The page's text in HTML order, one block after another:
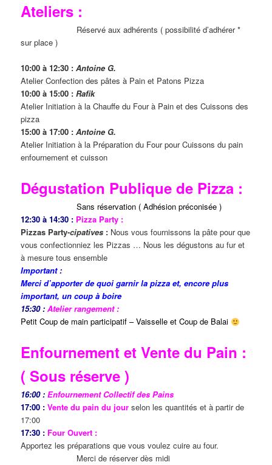
Ateliers :
Réservé aux adhérents ( possibilité d’adhérer *
sur place )
10:00 à 12:30 :Antoine G.
Atelier Confection des pâtes à Pain et Patons Pizza
10:00 à 15:00 :Rafik
Atelier Initiation à la Chauffe du Four à Pain et des Cuissons des
pizza
15:00 à 17:00 :Antoine G.
Atelier Initiation à la Préparation du Four pour Cuissons du pain
enfournement et cuisson
Dégustation Publique de Pizza :
Sans réservation ( Adhésion préconisée )
12:30 à 14:30 : Pizza Party :
Pizzas Party-cipatives : Nous vous fournissons la pâte pour que
vous confectionniez les Pizzas … Nous les dégustons au fur et
à mesure tous ensemble
Important :
Merci d’apporter de quoi garnir la pizza et, encore plus
important, un coup à boire
15:30 : Atelier rangement :
Petit Coup de main participatif – Vaisselle et Coup de Balai
Enfournement et Vente du Pain :
( Sous réserve )
16:00 : Enfournement Collectif des Pains
17:00 : Vente du pain du jour selon les quantités et à partir de
17:00
17:30 : Four Ouvert :
Apportez les préparations que vous voulez cuire au four.
Merci de réserver dès midi